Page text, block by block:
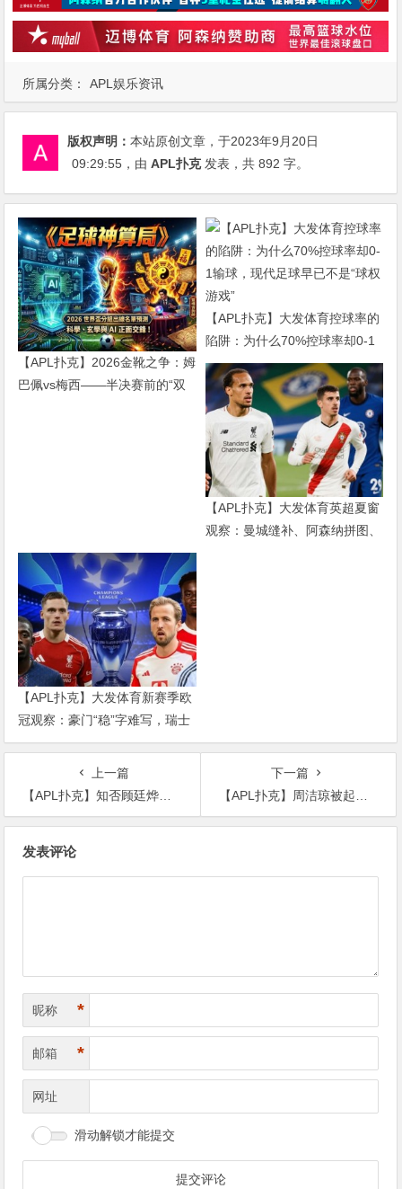
所属分类： APL娱乐资讯
版权声明：本站原创文章，于2023年9月20日
09:29:55 ，由APL扑克发表，共 892 字。
【APL扑克】2026金靴之争：姆
巴佩vs梅西——半决赛前的“双
【APL扑克】大发体育控球率的
陷阱：为什么70%控球率却0-1
输球，现代足球早已不是“球权
游戏”
【APL扑克】大发体育英超夏窗
观察：曼城缝补、阿森纳拼图、
【APL扑克】大发体育新赛季欧
冠观察：豪门“稳”字难写，瑞士
轮赛制让每一场都变成生死
上一篇
【APL扑克】知否顾廷烨被陷害自己，主角没着急网友却先急了
下一篇
【APL扑克】周洁琼被起诉，本人回应：已提出终止合同
发表评论
昵称 *
邮箱 *
网址
滑动解锁才能提交